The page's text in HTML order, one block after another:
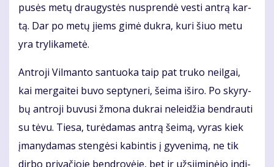
pu­sės me­tų drau­gys­tės nu­spren­dė ves­ti an­trą kar­
tą. Dar po me­tų jiems gi­mė duk­ra, ku­ri šiuo me­tu
yra try­li­ka­me­tė.
Ant­ro­ji Vil­man­to san­tuo­ka taip pat tru­ko ne­il­gai,
kai mer­gai­tei bu­vo sep­ty­ne­ri, šei­ma iš­iro. Po sky­ry­
bų ant­ro­ji bu­vu­si žmo­na duk­rai ne­lei­džia ben­drau­ti
su tė­vu. Tie­sa, tu­rė­da­mas an­trą šei­mą, vy­ras kiek
įma­ny­da­mas sten­gė­si ka­bin­tis į gy­ve­ni­mą, ne tik
dir­bo pri­va­čio­je ben­dro­vė­je, bet ir už­si­i­mi­nė­jo in­di­